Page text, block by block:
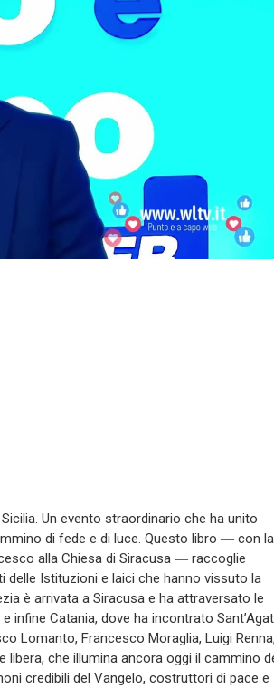
Un evento straordinario che ha unito
di fede e di luce. Questo libro ― con la
alla Chiesa di Siracusa ― raccoglie
delle Istituzioni e laici che hanno vissuto la
è arrivata a Siracusa e ha attraversato le
infine Catania, dove ha incontrato
Lomanto, Francesco Moraglia, Luigi Renna,
che illumina ancora oggi il cammino
credibili del Vangelo, costruttori di pace e